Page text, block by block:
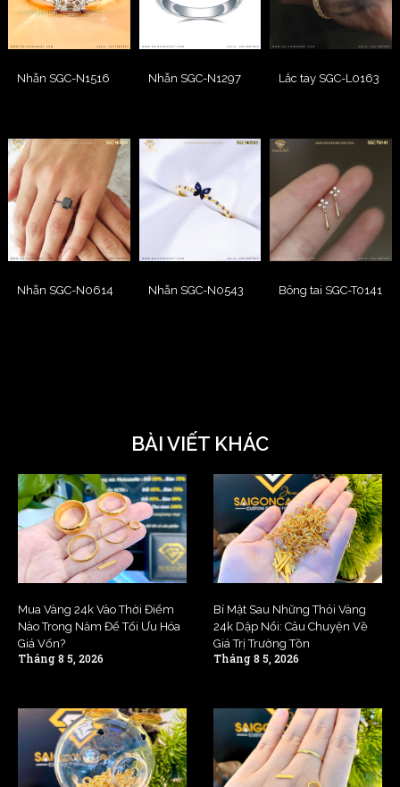
Nhẫn SGC-N1516 Nhẫn SGC-N1297 Lắc tay SGC-L0163
Nhẫn SGC-N0614 Nhẫn SGC-N0543 Bông tai SGC-T0141
BÀI VIẾT KHÁC
Mua Vàng 24k Vào Thời Điểm
Nào Trong Năm Để Tối Ưu Hóa
Giá Vốn?
Tháng 8 5, 2026
Bí Mật Sau Những Thỏi Vàng
24k Dập Nổi: Câu Chuyện Về
Giá Trị Trường Tồn
Tháng 8 5, 2026